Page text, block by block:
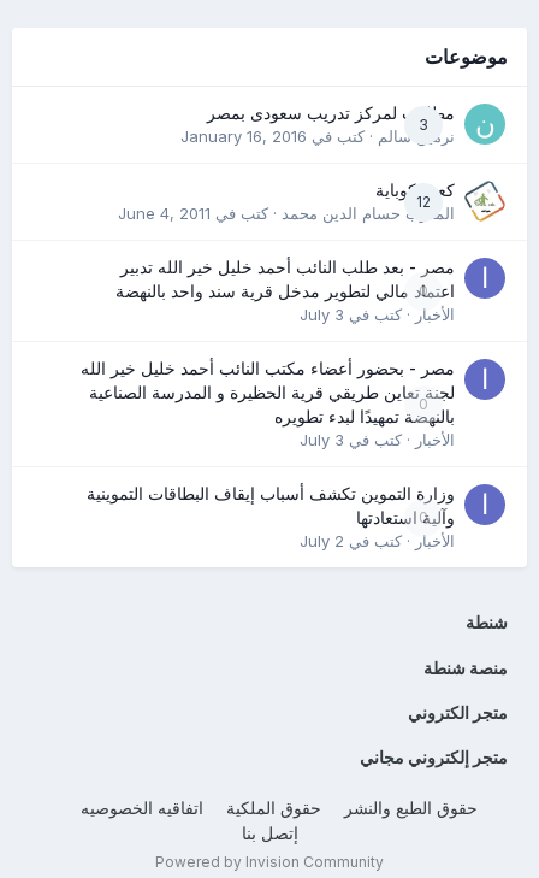
موضوعات
3
مطلوب لمركز تدريب سعودى بمصر
نرمين سالم· كتب في January 16, 2016
12
كعب كوباية
المدرب حسام الدين محمد· كتب في June 4, 2011
0
مصر - بعد طلب النائب أحمد خليل خير الله تدبير
اعتماد مالي لتطوير مدخل قرية سند واحد بالنهضة
الأخبار· كتب في July 3
0
مصر - بحضور أعضاء مكتب النائب أحمد خليل خير الله
لجنة تعاين طريقي قرية الحظيرة و المدرسة الصناعية
بالنهضة تمهيدًا لبدء تطويره
الأخبار· كتب في July 3
0
وزارة التموين تكشف أسباب إيقاف البطاقات التموينية
وآلية استعادتها
الأخبار· كتب في July 2
شنطة
منصة شنطة
متجر الكتروني
متجر إلكتروني مجاني
حقوق الطبع والنشر حقوق الملكية
اتفاقيه الخصوصيه
إتصل بنا
Powered by Invision Community